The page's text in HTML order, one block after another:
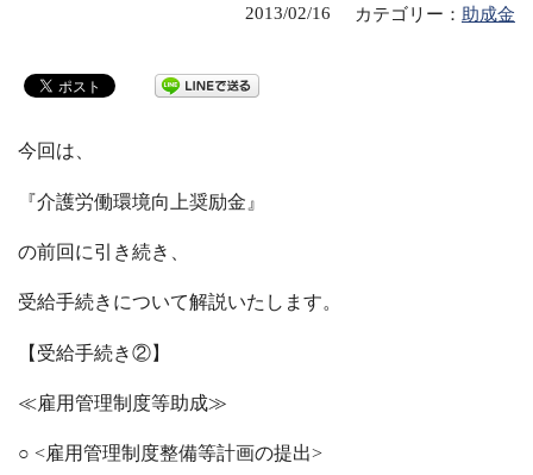
カテゴリー： 助成金
2013/02/16
今回は、
『介護労働環境向上奨励金』
の前回に引き続き、
受給手続きについて解説いたします。
【受給手続き②】
≪雇用管理制度等助成≫
○ <雇用管理制度整備等計画の提出>